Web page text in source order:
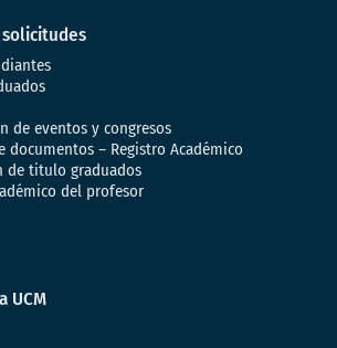
de eventos y congresos
documentos – Registro Académico
de titulo graduados
del profesor
UCM